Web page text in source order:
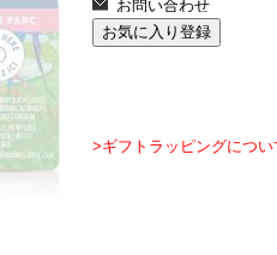
>ギフトラッピングについ